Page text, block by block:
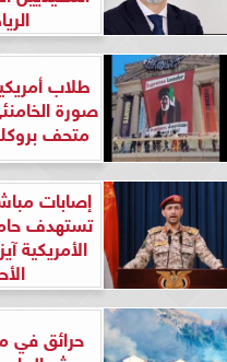
طلاب
صورة
متحف
إصابات
تستهدف
الأمريكية
حرائق في